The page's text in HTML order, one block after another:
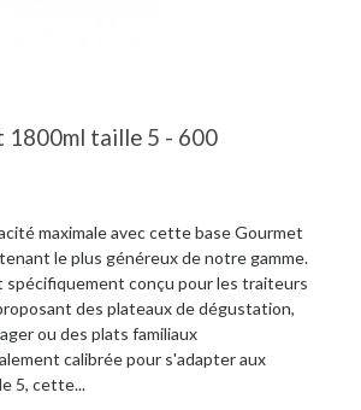
1800ml taille 5 - 600
maximale avec cette base Gourmet
le plus généreux de notre gamme.
spécifiquement conçu pour les traiteurs
des plateaux de dégustation,
ou des plats familiaux
calibrée pour s'adapter aux
5, cette...